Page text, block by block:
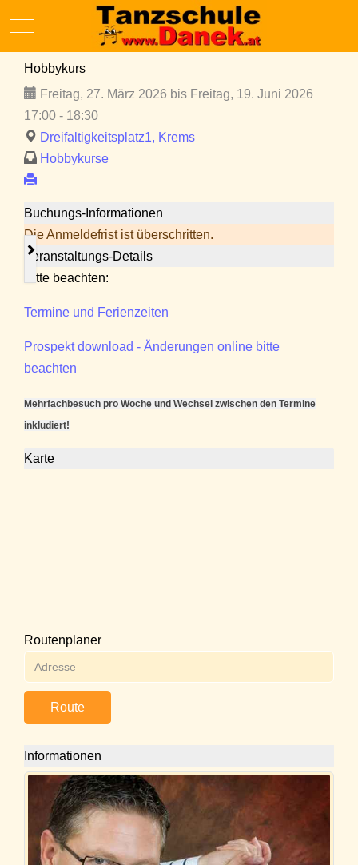
Mobile Menu Toggle
Hobbykurs
Freitag, 27. März 2026 bis Freitag, 19. Juni 2026
17:00 - 18:30
Dreifaltigkeitsplatz1, Krems
Hobbykurse
Buchungs-Informationen
Die Anmeldefrist ist überschritten.
Veranstaltungs-Details
Bitte beachten:
Termine und Ferienzeiten
Prospekt download - Änderungen online bitte
beachten
Mehrfachbesuch pro Woche und Wechsel zwischen den Termine
inkludiert!
Karte
Routenplaner
Route
Informationen